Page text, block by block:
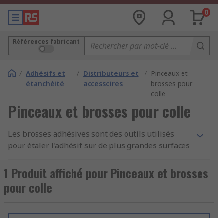
0
Références fabricant
/ Adhésifs et
étanchéité
/ Distributeurs et
accessoires
/ Pinceaux et
brosses pour
colle
Pinceaux et brosses pour colle
Les brosses adhésives sont des outils utilisés
pour étaler l'adhésif sur de plus grandes surfaces
pas nécessaire. Les brosses sont dotées de poils
denses pour optimiser la mise à jour du
composant adhésif à chaque trempage.
Les brosses adhésives sont équipées d'une
1 Produit affiché pour Pinceaux et brosses
pour colle